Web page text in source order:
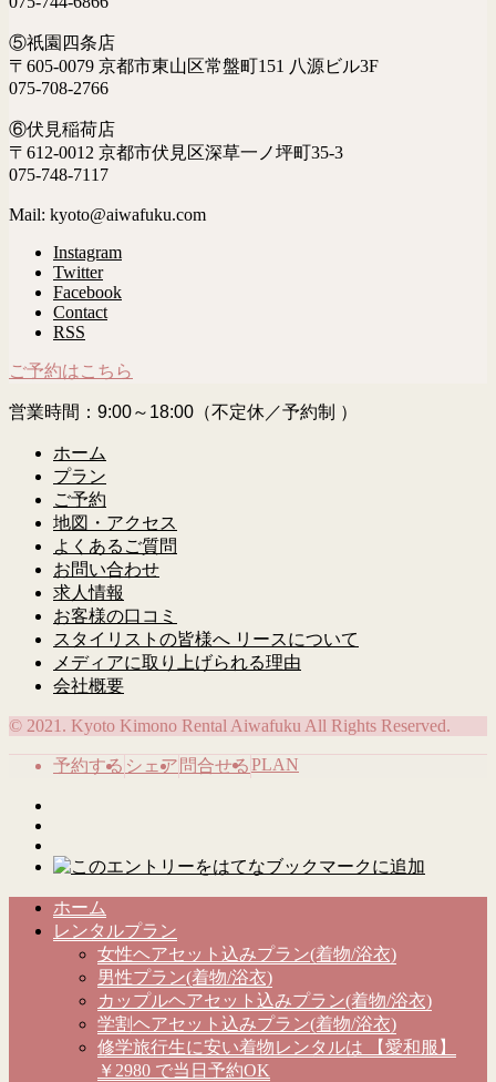
⑤祇園四条店
〒605-0079 京都市東山区常盤町151 八源ビル3F
075-708-2766
⑥伏見稲荷店
〒612-0012 京都市伏見区深草一ノ坪町35-3
075-748-7117
Mail: kyoto@aiwafuku.com
Instagram
Twitter
Facebook
Contact
RSS
ご予約はこちら
営業時間：9:00～18:00（不定休／予約制 ）
ホーム
プラン
ご予約
地図・アクセス
よくあるご質問
お問い合わせ
求人情報
お客様の口コミ
スタイリストの皆様へ リースについて
メディアに取り上げられる理由
会社概要
© 2021. Kyoto Kimono Rental Aiwafuku All Rights Reserved.
予約する シェア 問合せるPLAN
ホーム
レンタルプラン
女性ヘアセット込みプラン(着物/浴衣)
男性プラン(着物/浴衣)
カップルヘアセット込みプラン(着物/浴衣)
学割ヘアセット込みプラン(着物/浴衣)
修学旅行生に安い着物レンタルは 【愛和服】
￥2980 で当日予約OK